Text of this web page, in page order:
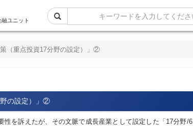
ユニット
策（重点投資17分野の設定）」②
野の設定）」②
性を訴えたが、その文脈で成長産業として設定した「17分野/